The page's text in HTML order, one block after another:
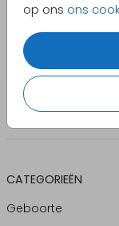
op ons ons
CATEGORIEËN
Geboorte